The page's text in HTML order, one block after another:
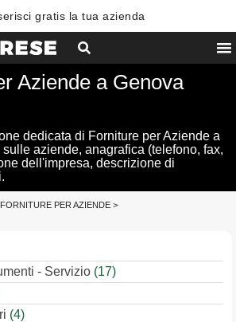
gratis la tua azienda
Aziende a Genova
dedicata di Forniture per Aziende a
aziende, anagrafica (telefono, fax,
dell'impresa, descrizione di
FORNITURE PER AZIENDE >
- Servizio (17)
(4)